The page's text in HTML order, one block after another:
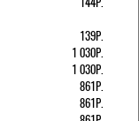
139Р.
1 030Р.
1 030Р.
861Р.
861Р.